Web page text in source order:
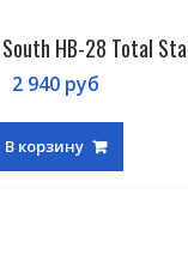
HB-28 Total
2 940 руб
В корзину